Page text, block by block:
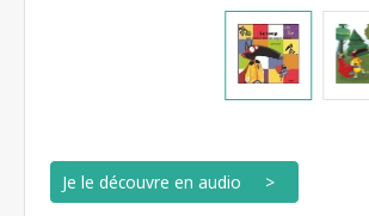
Je le découvre en audio